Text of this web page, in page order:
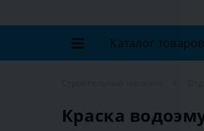
Каталог товаров
Краска